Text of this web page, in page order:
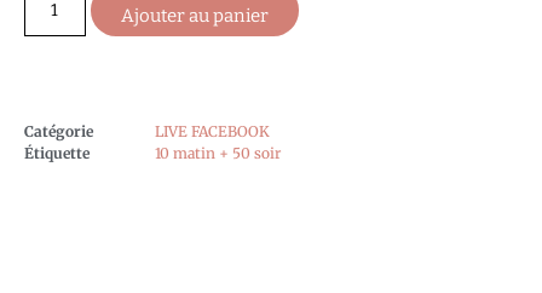
Ajouter au panier
Catégorie
LIVE FACEBOOK
Étiquette
10 matin + 50 soir